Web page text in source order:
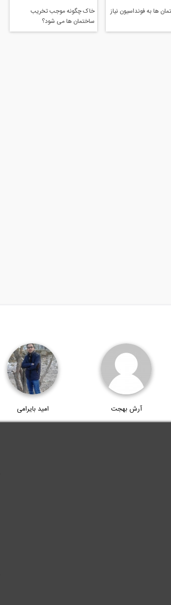
ها به فونداسیون نیاز
خاک چگونه موجب تخریب
ساختمان ها می شود؟
آرش بهجت امید بایرامی